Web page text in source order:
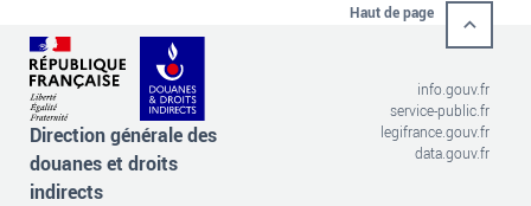
Haut de page
Direction générale des
douanes et droits
indirects
info.gouv.fr
service-public.fr
legifrance.gouv.fr
data.gouv.fr